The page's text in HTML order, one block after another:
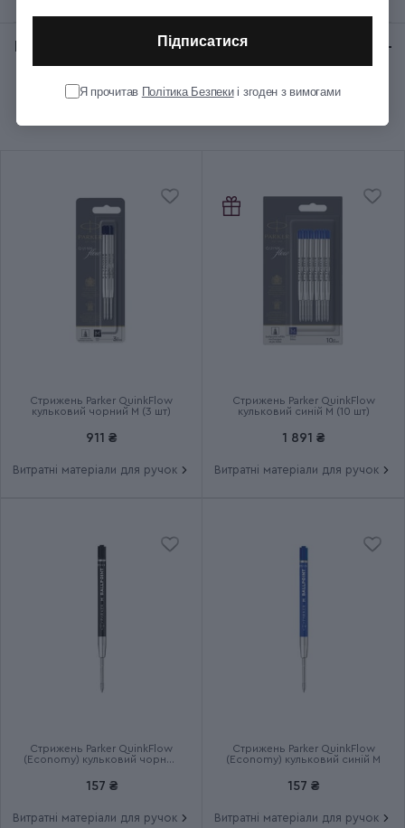
Колір чорнила
Додаткові характеристики
Ручка використовує кулькові
та гелеві стрижні
SONNET Metal & Red Lacquer
Тип випуску товару Серійний
Термін гарантії
Відгуки:
Стрижень Parker QuinkFlow
кульковий чорний M (3 шт)
911 ₴
Витратні матеріали для ручок
Стрижень Parker QuinkFlow
кульковий синій M (10 шт)
1 891 ₴
Витратні матеріали для ручок
Стрижень Parker QuinkFlow
(Economy) кульковий чорний
157 ₴
Витратні матеріали для ручок
Стрижень Parker QuinkFlow
(Economy) кульковий синій M
157 ₴
Витратні матеріали для ручок
Підписатися
Я прочитав Політика Безпекиі згоден з вимогами